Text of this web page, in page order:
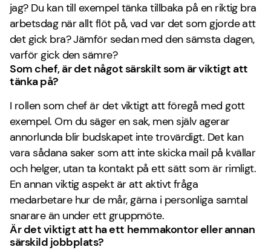
jag? Du kan till exempel tänka tillbaka på en riktig bra
arbetsdag när allt flöt på, vad var det som gjorde att
det gick bra? Jämför sedan med den sämsta dagen,
varför gick den sämre?
Som chef, är det något särskilt som är viktigt att
tänka på?
I rollen som chef är det viktigt att föregå med gott
exempel. Om du säger en sak, men själv agerar
annorlunda blir budskapet inte trovärdigt. Det kan
vara sådana saker som att inte skicka mail på kvällar
och helger, utan ta kontakt på ett sätt som är rimligt.
En annan viktig aspekt är att aktivt fråga
medarbetare hur de mår, gärna i personliga samtal
snarare än under ett gruppmöte.
Är det viktigt att ha ett hemmakontor eller annan
särskild jobbplats?